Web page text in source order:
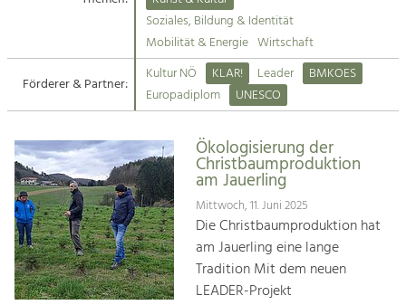
Suche
Impressum
Kontakt
Angebotsentwicklung und
Handwerk, Wissenschaft und Forschung.
Soziales, Bildung &
Identität
Gleichberechtigung, Jugend und
Integration
Mobilität & Energie
Klimawandel, öffentlicher Verkehr und
Soziales, Bildung & Identität
Mobilität & Energie Wirtschaft
Förderer & Partner:
Kultur NÖ KLAR! Leader
BMKOES
Europadiplom
UNESCO
Ökologisierung der
Christbaumproduktion
am Jauerling
Mittwoch, 11. Juni 2025
Die Christbaumproduktion hat
am Jauerling eine lange
Tradition Mit dem neuen
LEADER-Projekt